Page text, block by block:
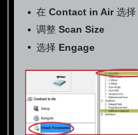
在 Contact in Air选择
调整 Scan Size
选择 Engage